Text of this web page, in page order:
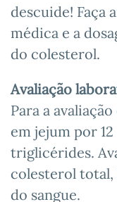
descuide! Faça
médica e a
do colesterol.
Avaliação
Para a
em jejum por
triglicérides.
colesterol
do sangue.